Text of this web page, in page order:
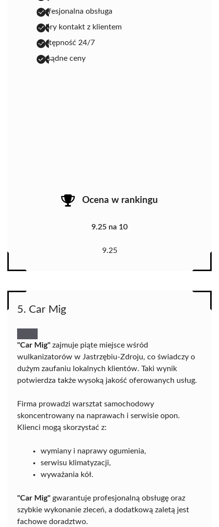
profesjonalna obsługa
dobry kontakt z klientem
dostępność 24/7
rozsądne ceny
Ocena w rankingu
9.25 na 10
9.25
5. Car Mig
"Car Mig" zajmuje piąte miejsce wśród
wulkanizatorów w Jastrzębiu-Zdroju, co świadczy o
dużym zaufaniu lokalnych klientów. Taki wynik
potwierdza także wysoką jakość oferowanych usług.
Firma prowadzi warsztat samochodowy
skoncentrowany na naprawach i serwisie opon.
Klienci mogą skorzystać z:
wymiany i naprawy ogumienia,
serwisu klimatyzacji,
wyważania kół.
"Car Mig" gwarantuje profesjonalną obsługę oraz
szybkie wykonanie zleceń, a dodatkową zaletą jest
fachowe doradztwo.